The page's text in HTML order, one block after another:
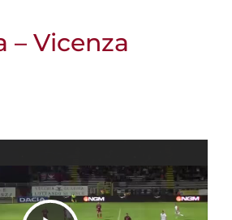
– Vicenza